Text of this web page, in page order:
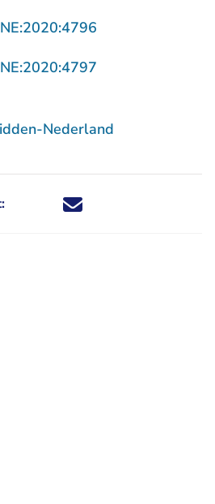
Nederland
Deel dit nieuwsbericht via X -
Deel dit nieuwsbericht via
Deel dit nieuwsbericht
Deel dit
U verlaat Rechtspraak.nl
- U verlaat Rechtspraak.nl
- U verlaat Rechtspraak.nl
- U verlaat Rechtspraak.nl
op LinkedIn - U verlaat
de hoogte' nieuwsbrief - U verlaat